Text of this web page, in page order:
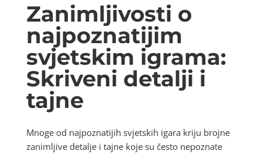
Zanimljivosti o
najpoznatijim
svjetskim igrama:
Skriveni detalji i
tajne
Mnoge od najpoznatijih svjetskih igara kriju brojne
zanimljive detalje i tajne koje su često nepoznate